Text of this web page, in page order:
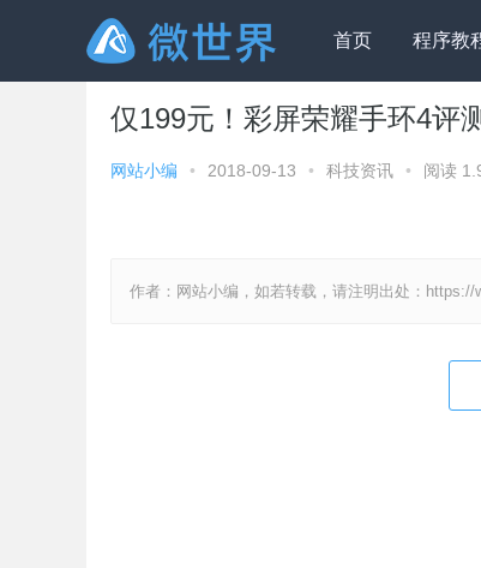
首页 程序教
微世界» 科技资讯» 仅199元！彩屏荣耀手环4
仅199元！彩屏荣耀手环4评
网站小编 • 2018-09-13 • 科技资讯 • 阅读
作者：网站小编，如若转载，请注明出处：https://